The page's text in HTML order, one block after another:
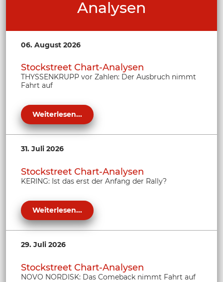
Analysen
06. August 2026
Stockstreet Chart-Analysen
THYSSENKRUPP vor Zahlen: Der Ausbruch nimmt
Fahrt auf
Weiterlesen...
31. Juli 2026
Stockstreet Chart-Analysen
KERING: Ist das erst der Anfang der Rally?
Weiterlesen...
29. Juli 2026
Stockstreet Chart-Analysen
NOVO NORDISK: Das Comeback nimmt Fahrt auf